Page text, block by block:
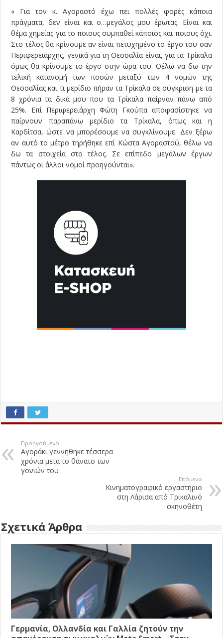
« Για τον κ. Αγοραστό έχω πει πολλές φορές κάποια
πράγματα, δεν είναι και ο…μεγάλος μου έρωτας. Είναι και
θέμα χημείας για το ποιους συμπαθεί κάποιος και ποιους όχι.
Στο τέλος θα κρίνουμε αν είναι πετυχημένο το έργο του σαν
Περιφερειάρχης, γενικά για τη Θεσσαλία είναι, για τα Τρίκαλα
όμως θα κρίνουμε το έργο στην ώρα του. Θέλω να δω την
τελική κατανομή των ποσών μεταξύ των 4 νομών της
Θεσσαλίας και τι μερίδιο πήραν τα Τρίκαλα σε σύγκριση με τα
8 χρόνια τα δικά μου που τα Τρίκαλα παίρναν πάνω από
25%. Επί Περιφερειάρχη Φώτη Γκούπα αποφασίστηκε να
παίρνουν παραπάνω μερίδιο τα Τρίκαλα, όπως και η
Καρδίτσα, ώστε να μπορέσουμε να συγκλίνουμε. Δεν ξέρω
αν αυτό το μέτρο τηρήθηκε επί Κώστα Αγοραστού, θέλω να
δω τα στοιχεία στο τέλος. Σε επίπεδο μεγάλων έργων
πάντως οι άλλοι νομοί προηγούνται».
Προηγούμενο
Αγοράκι γεννήθηκε τέσσερα
χρόνια μετά το θάνατο των
γονιών του
Επόμενο
Κινηματογραφικό εργαστήριο
στη Λάρισα από Τρικαλινό
σκηνοθέτη
Σχετικά Άρθρα
Γερμανία, Ολλανδία και Γαλλία ζητούν την